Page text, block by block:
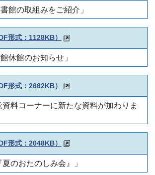
館の取組みをご紹介」
形式：1128KB）
休館のお知らせ」
形式：2662KB）
資料コーナーに新たな資料が加わりま
形式：2048KB）
のおたのしみ会』」